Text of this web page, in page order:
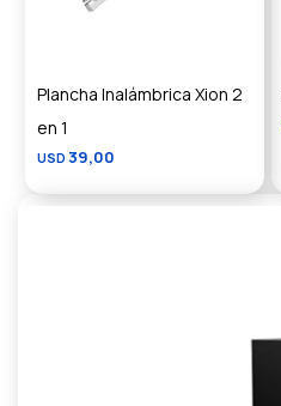
Plancha Inalámbrica Xion 2
en 1
USD 39,00